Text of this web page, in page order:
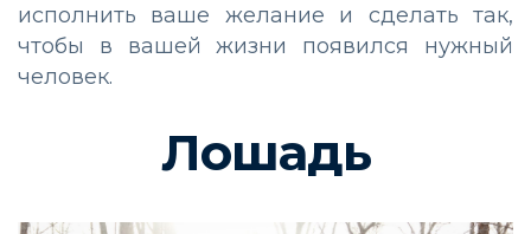
исполнить ваше желание и сделать так,
чтобы в вашей жизни появился нужный
человек.
Лошадь